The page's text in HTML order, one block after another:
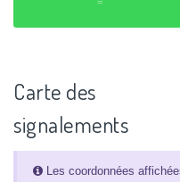
Carte des
signalements
Les coordonnées